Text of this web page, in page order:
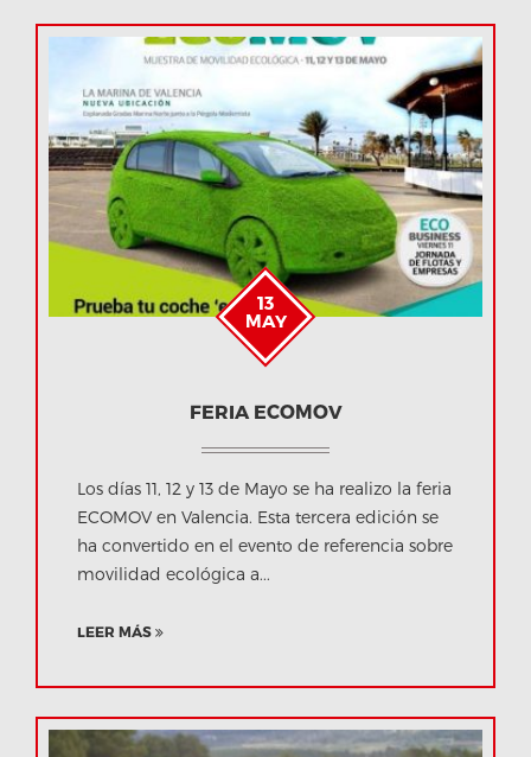
13
MAY
FERIA ECOMOV
Los días 11, 12 y 13 de Mayo se ha realizo la feria
ECOMOV en Valencia. Esta tercera edición se
ha convertido en el evento de referencia sobre
movilidad ecológica a...
LEER MÁS